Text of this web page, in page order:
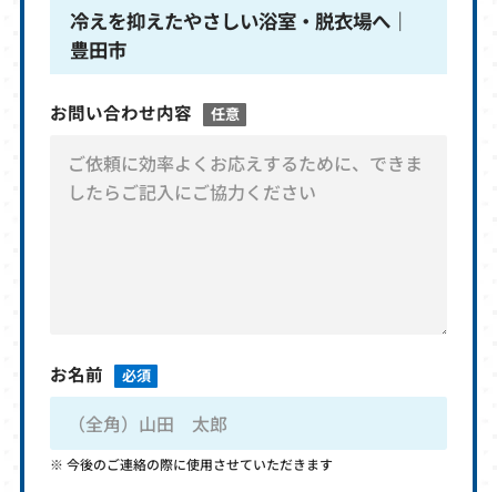
冷えを抑えたやさしい浴室・脱衣場へ｜
豊田市
お問い合わせ内容 任意
お名前 必須
今後のご連絡の際に使用させていただきます